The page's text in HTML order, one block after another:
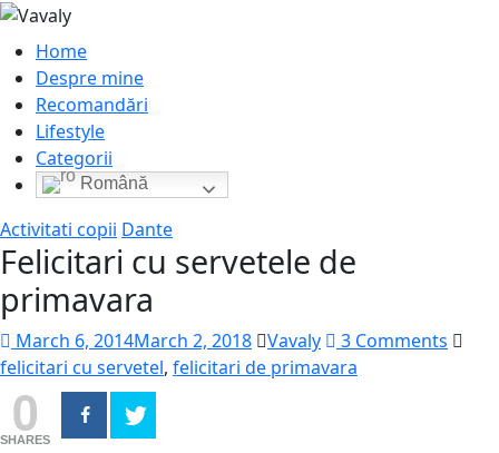
Home
Despre mine
Recomandări
Lifestyle
Categorii
Română
Activitati copii Dante
Felicitari cu servetele de
primavara
March 6, 2014March 2, 2018 Vavaly
3 Comments
felicitari cu servetel, felicitari de primavara
0
SHARES